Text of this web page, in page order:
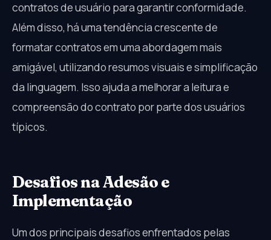
contratos de usuário para garantir conformidade.
Além disso, há uma tendência crescente de
formatar contratos em uma abordagem mais
amigável, utilizando resumos visuais e simplificação
da linguagem. Isso ajuda a melhorar a leitura e
compreensão do contrato por parte dos usuários
típicos.
Desafios na Adesão e
Implementação
Um dos principais desafios enfrentados pelas